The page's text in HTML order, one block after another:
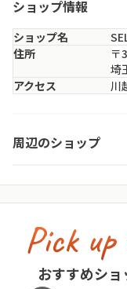
ショップ情報
ショップ名
住所
〒
埼
アクセス
川
周辺のショップ
埼玉県・川越市
Pick up
おすすめショ
古着屋no
イン)
東京都・渋谷区